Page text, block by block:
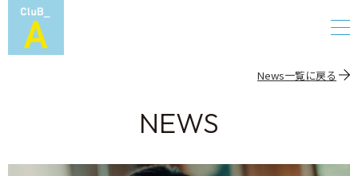
News一覧に戻る
NEWS